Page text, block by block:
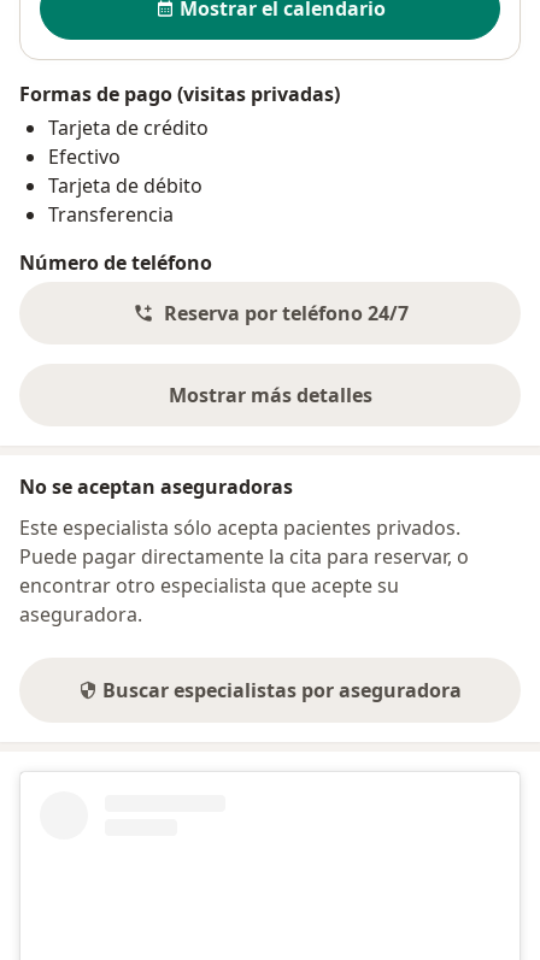
Mostrar el calendario
Formas de pago (visitas privadas)
Tarjeta de crédito
Efectivo
Tarjeta de débito
Transferencia
Número de teléfono
Reserva por teléfono 24/7
Mostrar más detalles
sobre la dirección
No se aceptan aseguradoras
Este especialista sólo acepta pacientes privados.
Puede pagar directamente la cita para reservar, o
encontrar otro especialista que acepte su
aseguradora.
Buscar especialistas por aseguradora